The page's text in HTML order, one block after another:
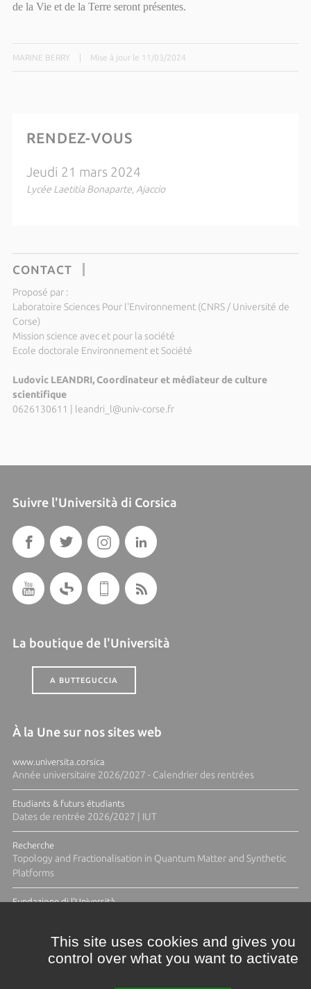
de la Vie et de la Terre seront présentes.
MARINE BERRY Mise à jour le 11/03/2024
RENDEZ-VOUS
Jeudi 21 mars 2024
Lycée Laetitia Bonaparte, Ajaccio
CONTACT
Proposé par :
Laboratoire Sciences Pour l'Environnement (CNRS / Université de
Corse)
Mission science avec et pour la société
Ecole doctorale Environnement et Société
Ludovic LEANDRI, Coordinateur et médiateur de culture
scientifique
0626130611
leandri_l@univ-corse.fr
Suivre l'Università di Corsica
La boutique de l'Università
A BUTTEGUCCIA
À la Une sur nos sites web
www.universita.corsica
Année universitaire 2026/2027 - Calendrier des rentrées
Etudiants & futurs étudiants
Dates de rentrée 2026/2027 | IUT
Recherche
Topology and Fractionalisation in Quantum Matter and Synthetic
Platforms
Fundazione di l'Università
This site uses cookies and gives you
control over what you want to activate